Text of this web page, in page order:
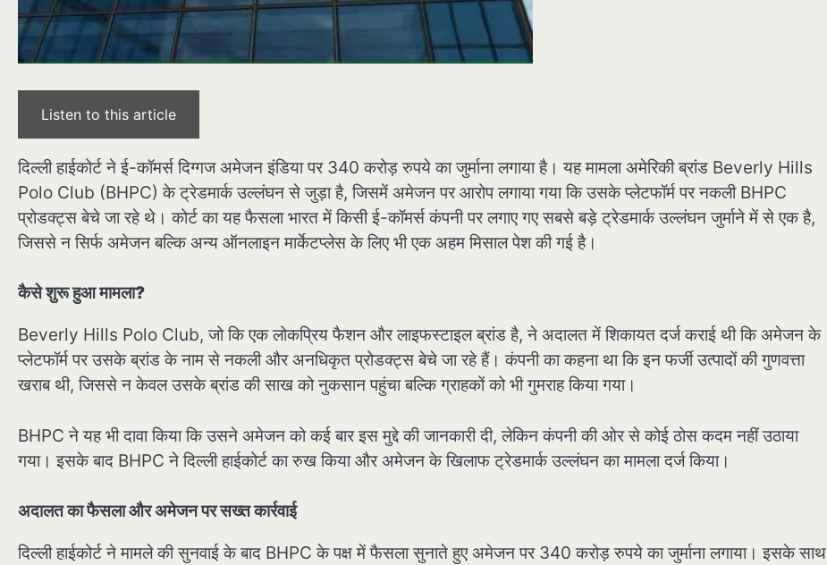
Listen to this article
दिल्ली हाईकोर्ट ने ई-कॉमर्स दिग्गज अमेजन इंडिया पर 340 करोड़ रुपये का जुर्माना लगाया है। यह मामला अमेरिकी ब्रांड Beverly Hills
Polo Club (BHPC) के ट्रेडमार्क उल्लंघन से जुड़ा है, जिसमें अमेजन पर आरोप लगाया गया कि उसके प्लेटफॉर्म पर नकली BHPC
प्रोडक्ट्स बेचे जा रहे थे। कोर्ट का यह फैसला भारत में किसी ई-कॉमर्स कंपनी पर लगाए गए सबसे बड़े ट्रेडमार्क उल्लंघन जुर्माने में से एक है,
जिससे न सिर्फ अमेजन बल्कि अन्य ऑनलाइन मार्केटप्लेस के लिए भी एक अहम मिसाल पेश की गई है।
कैसे शुरू हुआ मामला?
Beverly Hills Polo Club, जो कि एक लोकप्रिय फैशन और लाइफस्टाइल ब्रांड है, ने अदालत में शिकायत दर्ज कराई थी कि अमेजन के
प्लेटफॉर्म पर उसके ब्रांड के नाम से नकली और अनधिकृत प्रोडक्ट्स बेचे जा रहे हैं। कंपनी का कहना था कि इन फर्जी उत्पादों की गुणवत्ता
खराब थी, जिससे न केवल उसके ब्रांड की साख को नुकसान पहुंचा बल्कि ग्राहकों को भी गुमराह किया गया।
BHPC ने यह भी दावा किया कि उसने अमेजन को कई बार इस मुद्दे की जानकारी दी, लेकिन कंपनी की ओर से कोई ठोस कदम नहीं उठाया
गया। इसके बाद BHPC ने दिल्ली हाईकोर्ट का रुख किया और अमेजन के खिलाफ ट्रेडमार्क उल्लंघन का मामला दर्ज किया।
अदालत का फैसला और अमेजन पर सख्त कार्रवाई
दिल्ली हाईकोर्ट ने मामले की सुनवाई के बाद BHPC के पक्ष में फैसला सुनाते हुए अमेजन पर 340 करोड़ रुपये का जुर्माना लगाया। इसके साथ